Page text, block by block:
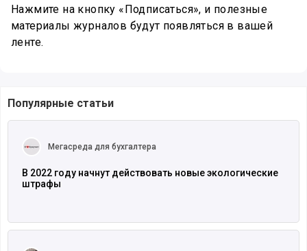
Нажмите на кнопку «Подписаться», и полезные
материалы журналов будут появляться в вашей
ленте.
Популярные статьи
Мегасреда для бухгалтера
В 2022 году начнут действовать новые экологические
штрафы